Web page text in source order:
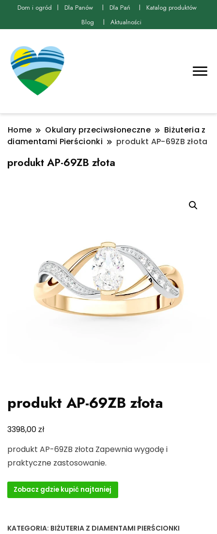
Dom i ogród Dla Panów Dla Pań
Katalog produktów
Blog
Aktualności
Home Okulary przeciwsłoneczne
Biżuteria z
diamentami Pierścionki
produkt AP-69ZB złota
produkt AP-69ZB złota
produkt AP-69ZB złota
3398,00zł
produkt AP-69ZB złota Zapewnia wygodę i
praktyczne zastosowanie.
Zobacz gdzie kupić najtaniej
KATEGORIA: BIŻUTERIA Z DIAMENTAMI PIERŚCIONKI